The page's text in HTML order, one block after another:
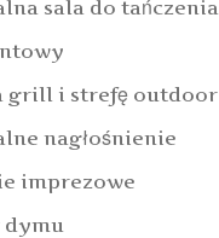
sala do tańczenia
grill i strefę outdoor
nagłośnienie
imprezowe